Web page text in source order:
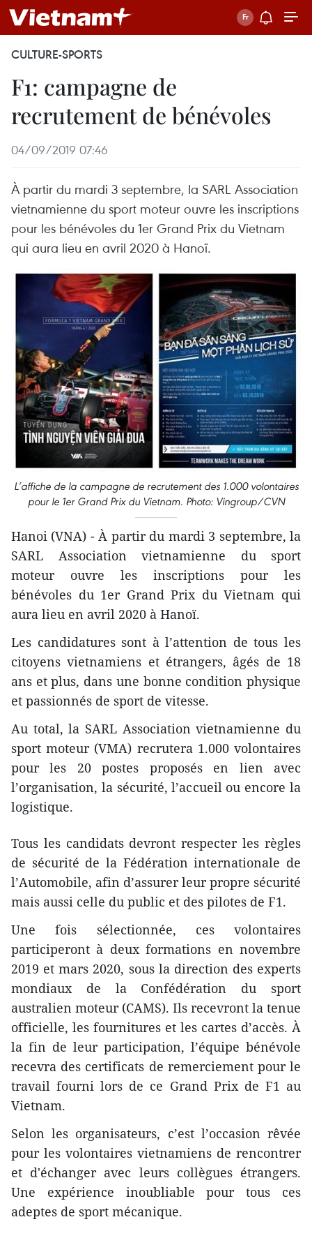
CULTURE-SPORTS
F1: campagne de
recrutement de bénévoles
04/09/2019 07:46
À partir du mardi 3 septembre, la SARL Association
vietnamienne du sport moteur ouvre les inscriptions
pour les bénévoles du 1er Grand Prix du Vietnam
qui aura lieu en avril 2020 à Hanoï.
L’affiche de la campagne de recrutement des 1.000 volontaires
pour le 1er Grand Prix du Vietnam. Photo: Vingroup/CVN
Hanoi (VNA) - À partir du mardi 3 septembre, la
SARL Association vietnamienne du sport
moteur ouvre les inscriptions pour les
bénévoles du 1er Grand Prix du Vietnam qui
aura lieu en avril 2020 à Hanoï.
Les candidatures sont à l’attention de tous les
citoyens vietnamiens et étrangers, âgés de 18
ans et plus, dans une bonne condition physique
et passionnés de sport de vitesse.
Au total, la SARL Association vietnamienne du
sport moteur (VMA) recrutera 1.000 volontaires
pour les 20 postes proposés en lien avec
l’organisation, la sécurité, l’accueil ou encore la
logistique.
Tous les candidats devront respecter les règles
de sécurité de la Fédération internationale de
l’Automobile, afin d’assurer leur propre sécurité
mais aussi celle du public et des pilotes de F1.
Une fois sélectionnée, ces volontaires
participeront à deux formations en novembre
2019 et mars 2020, sous la direction des experts
mondiaux de la Confédération du sport
australien moteur (CAMS). Ils recevront la tenue
officielle, les fournitures et les cartes d’accès. À
la fin de leur participation, l’équipe bénévole
recevra des certificats de remerciement pour le
travail fourni lors de ce Grand Prix de F1 au
Vietnam.
Selon les organisateurs, c’est l’occasion rêvée
pour les volontaires vietnamiens de rencontrer
et d'échanger avec leurs collègues étrangers.
Une expérience inoubliable pour tous ces
adeptes de sport mécanique.